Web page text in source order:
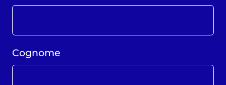
Cognome